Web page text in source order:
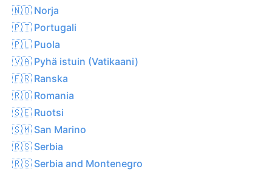
🇳🇴 Norja
🇵🇹 Portugali
🇵🇱 Puola
🇻🇦 Pyhä istuin (Vatikaani)
🇫🇷 Ranska
🇷🇴 Romania
🇸🇪 Ruotsi
🇸🇲 San Marino
🇷🇸 Serbia
🇷🇸 Serbia and Montenegro